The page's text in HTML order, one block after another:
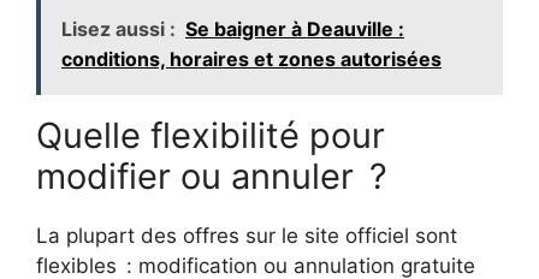
Lisez aussi : Se baigner à Deauville :
conditions, horaires et zones autorisées
Quelle flexibilité pour
modifier ou annuler ?
La plupart des offres sur le site officiel sont
flexibles : modification ou annulation gratuite